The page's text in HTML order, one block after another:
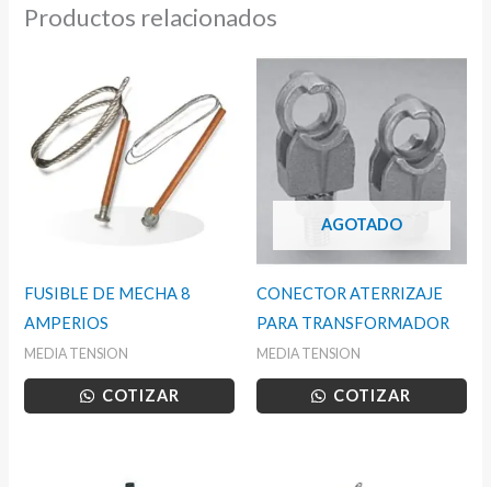
Productos relacionados
FUSIBLE DE MECHA 8
AMPERIOS
MEDIA TENSION
COTIZAR
AGOTADO
CONECTOR ATERRIZAJE
PARA TRANSFORMADOR
MEDIA TENSION
COTIZAR